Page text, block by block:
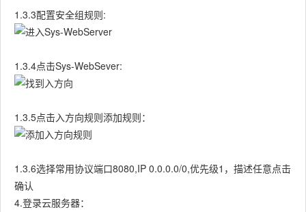
1.3.3配置安全组规则:
1.3.4点击Sys-WebSever:
1.3.5点击入方向规则添加规则：
1.3.6选择常用协议端口8080,IP 0.0.0.0/0,优先级1，描述任意点击
确认
4.登录云服务器：